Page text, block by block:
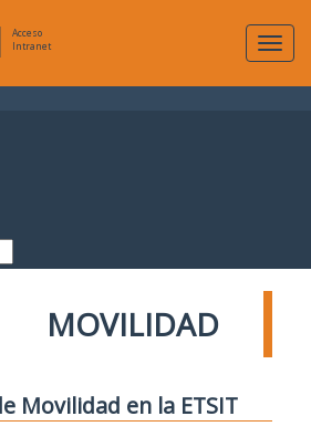
Acceso
Intranet
MOVILIDAD
Movilidad en la ETSIT